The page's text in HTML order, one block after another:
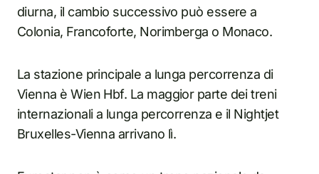
diurna, il cambio successivo può essere a
Colonia, Francoforte, Norimberga o Monaco.
La stazione principale a lunga percorrenza di
Vienna è Wien Hbf. La maggior parte dei treni
internazionali a lunga percorrenza e il Nightjet
Bruxelles-Vienna arrivano lì.